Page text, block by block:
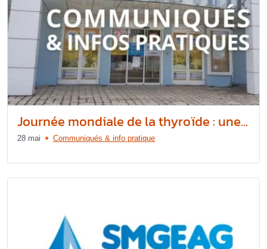
Journée mondiale de la thyroïde : une...
28 mai Communiqués & info pratique